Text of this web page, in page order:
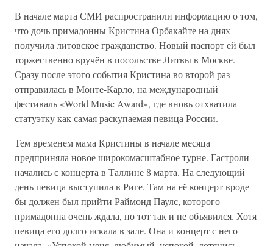
В начале марта СМИ распространили информацию о том,
что дочь примадонны Кристина Орбакайте на днях
получила литовское гражданство. Новый паспорт ей был
торжественно вручён в посольстве Литвы в Москве.
Сразу после этого события Кристина во второй раз
отправилась в Монте-Карло, на международный
фестиваль «World Music Award», где вновь отхватила
статуэтку как самая раскупаемая певица России.
Тем временем мама Кристины в начале месяца
предприняла новое широкомасштабное турне. Гастроли
начались с концерта в Таллине 8 марта. На следующий
день певица выступила в Риге. Там на её концерт вроде
бы должен был прийти Раймонд Паулс, которого
примадонна очень ждала, но тот так и не объявился. Хотя
певица его долго искала в зале. Она и концерт с него